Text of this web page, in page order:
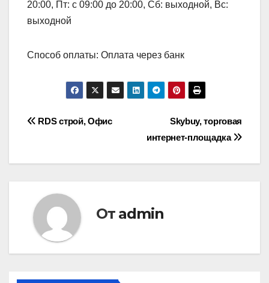
20:00, Пт: с 09:00 до 20:00, Сб: выходной, Вс:
выходной
Способ оплаты: Оплата через банк
Навигация
Skybuy, торговая
интернет-площадка
RDS строй, Офис
От admin